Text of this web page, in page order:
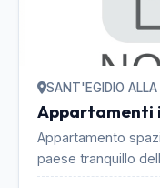
SANT'EGIDIO
Appartamenti
Appartamento
paese tranquillo
Marche e 20 minuti